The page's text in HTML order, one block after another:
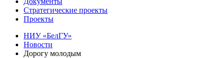
Стратегические проекты
Проекты
НИУ «БелГУ»
Новости
Дорогу молодым